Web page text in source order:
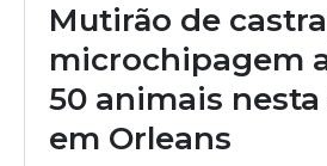
Mutirão de
microchipagem
50 animais nesta
em Orleans